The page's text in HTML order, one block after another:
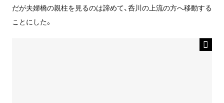
だが夫婦橋の親柱を見るのは諦めて、呑川の上流の方へ移動する
ことにした。